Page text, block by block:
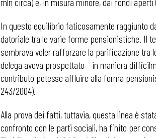
In questo equilibrio faticosamente raggiunto
datoriale tra le varie forme pensionistiche. Il
sembrava voler rafforzare la parificazione tra
delega aveva prospettato – in maniera
contributo potesse affluire alla forma
243/2004).
Alla prova dei fatti, tuttavia, questa linea è
confronto con le parti sociali, ha finito per